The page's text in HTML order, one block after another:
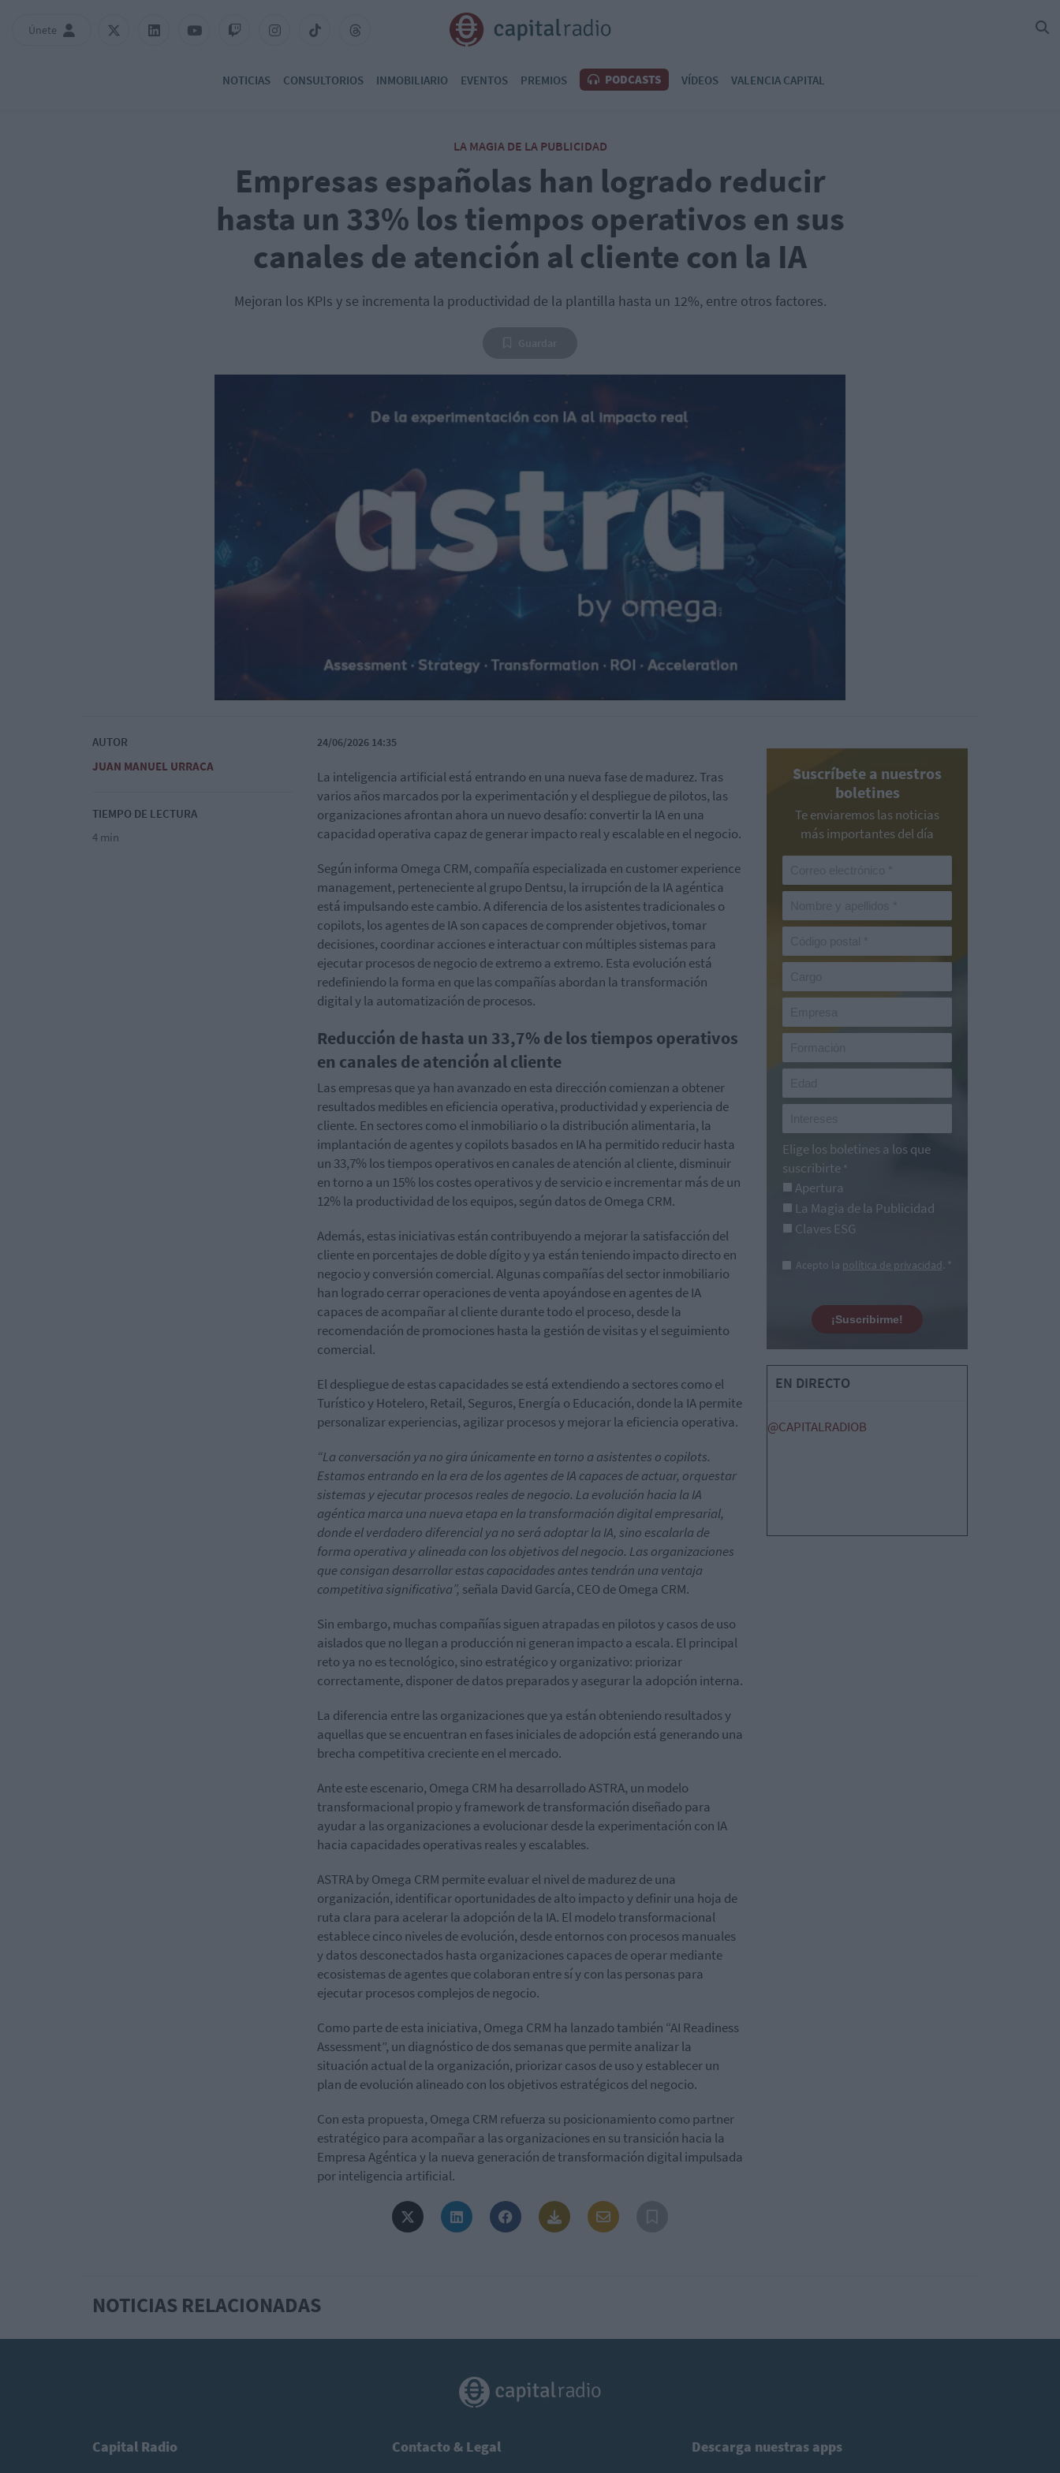
Únete
NOTICIAS CONSULTORIOS INMOBILIARIO EVENTOS PREMIOS PODCASTS VÍDEOS VALENCIA CAPITAL
LA MAGIA DE LA PUBLICIDAD
Empresas españolas han logrado reducir
hasta un 33% los tiempos operativos en sus
canales de atención al cliente con la IA
Mejoran los KPIs y se incrementa la productividad de la plantilla hasta un 12%, entre otros factores.
AUTOR
JUAN MANUEL URRACA
TIEMPO DE LECTURA
4 min
24/06/2026 14:35
La inteligencia artificial está entrando en una nueva fase de madurez. Tras
varios años marcados por la experimentación y el despliegue de pilotos, las
organizaciones afrontan ahora un nuevo desafío: convertir la IA en una
capacidad operativa capaz de generar impacto real y escalable en el negocio.
Según informa Omega CRM, compañía especializada en customer experience
management, perteneciente al grupo Dentsu, la irrupción de la IA agéntica
está impulsando este cambio. A diferencia de los asistentes tradicionales o
copilots, los agentes de IA son capaces de comprender objetivos, tomar
decisiones, coordinar acciones e interactuar con múltiples sistemas para
ejecutar procesos de negocio de extremo a extremo. Esta evolución está
redefiniendo la forma en que las compañías abordan la transformación
digital y la automatización de procesos.
Reducción de hasta un 33,7% de los tiempos operativos
en canales de atención al cliente
Las empresas que ya han avanzado en esta dirección comienzan a obtener
resultados medibles en eficiencia operativa, productividad y experiencia de
cliente. En sectores como el inmobiliario o la distribución alimentaria, la
implantación de agentes y copilots basados en IA ha permitido reducir hasta
un 33,7% los tiempos operativos en canales de atención al cliente, disminuir
en torno a un 15% los costes operativos y de servicio e incrementar más de un
12% la productividad de los equipos, según datos de Omega CRM.
Además, estas iniciativas están contribuyendo a mejorar la satisfacción del
cliente en porcentajes de doble dígito y ya están teniendo impacto directo en
negocio y conversión comercial. Algunas compañías del sector inmobiliario
han logrado cerrar operaciones de venta apoyándose en agentes de IA
capaces de acompañar al cliente durante todo el proceso, desde la
recomendación de promociones hasta la gestión de visitas y el seguimiento
comercial.
El despliegue de estas capacidades se está extendiendo a sectores como el
Turístico y Hotelero, Retail, Seguros, Energía o Educación, donde la IA permite
personalizar experiencias, agilizar procesos y mejorar la eficiencia operativa.
“La conversación ya no gira únicamente en torno a asistentes o copilots.
Estamos entrando en la era de los agentes de IA capaces de actuar, orquestar
sistemas y ejecutar procesos reales de negocio. La evolución hacia la IA
agéntica marca una nueva etapa en la transformación digital empresarial,
donde el verdadero diferencial ya no será adoptar la IA, sino escalarla de
forma operativa y alineada con los objetivos del negocio. Las organizaciones
que consigan desarrollar estas capacidades antes tendrán una ventaja
competitiva significativa”, señala David García, CEO de Omega CRM.
Sin embargo, muchas compañías siguen atrapadas en pilotos y casos de uso
aislados que no llegan a producción ni generan impacto a escala. El principal
reto ya no es tecnológico, sino estratégico y organizativo: priorizar
correctamente, disponer de datos preparados y asegurar la adopción interna.
La diferencia entre las organizaciones que ya están obteniendo resultados y
aquellas que se encuentran en fases iniciales de adopción está generando una
brecha competitiva creciente en el mercado.
Ante este escenario, Omega CRM ha desarrollado ASTRA, un modelo
transformacional propio y framework de transformación diseñado para
ayudar a las organizaciones a evolucionar desde la experimentación con IA
hacia capacidades operativas reales y escalables.
ASTRA by Omega CRM permite evaluar el nivel de madurez de una
organización, identificar oportunidades de alto impacto y definir una hoja de
ruta clara para acelerar la adopción de la IA. El modelo transformacional
establece cinco niveles de evolución, desde entornos con procesos manuales
y datos desconectados hasta organizaciones capaces de operar mediante
ecosistemas de agentes que colaboran entre sí y con las personas para
ejecutar procesos complejos de negocio.
Como parte de esta iniciativa, Omega CRM ha lanzado también “AI Readiness
Assessment”, un diagnóstico de dos semanas que permite analizar la
situación actual de la organización, priorizar casos de uso y establecer un
plan de evolución alineado con los objetivos estratégicos del negocio.
Con esta propuesta, Omega CRM refuerza su posicionamiento como partner
estratégico para acompañar a las organizaciones en su transición hacia la
Empresa Agéntica y la nueva generación de transformación digital impulsada
por inteligencia artificial.
Suscríbete a nuestros
boletines
Te enviaremos las noticias
más importantes del día
Elige los boletines a los que
suscribirte *
Apertura
La Magia de la Publicidad
Claves ESG
Acepto la política de privacidad. *
¡Suscribirme!
EN DIRECTO
@CAPITALRADIOB
NOTICIAS RELACIONADAS
Capital Radio Contacto & Legal Descarga nuestras apps